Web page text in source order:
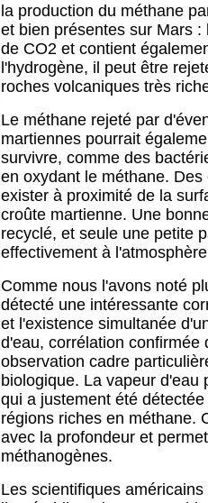
la production du méthane
et bien présentes sur Mars
de CO2 et contient
l'hydrogène, il peut être
roches volcaniques très
Le méthane rejeté par
martiennes pourrait
survivre, comme des
en oxydant le méthane.
exister à proximité de la
croûte martienne. Une
recyclé, et seule une petite
effectivement à
Comme nous l'avons noté
détecté une intéressante
et l'existence simultanée
d'eau, corrélation confirmée
observation cadre
biologique. La vapeur d'eau
qui a justement été
régions riches en méthane.
avec la profondeur et
méthanogènes.
Les scientifiques